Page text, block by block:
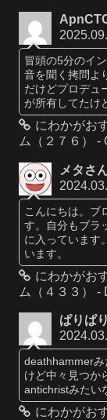
冒頭の5分のイ
音を聞く拷問よ
だけどプロデュ
が所有してたけ
にわかがお
ム（２７６） -
メタさ
こんにちは。ブ
す。自分もブラ
に入っています
います。
にわかがお
ム（４３３）
ぱりぱり
deathhammerみ
けど中々見つか
antichristみたい
にわかがお